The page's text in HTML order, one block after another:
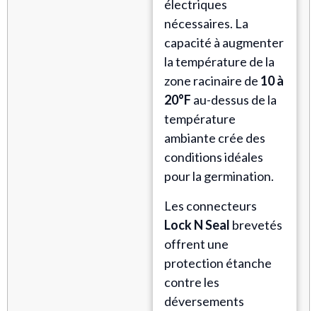
électriques
nécessaires. La
capacité à augmenter
la température de la
zone racinaire de 10 à
20°F au-dessus de la
température
ambiante crée des
conditions idéales
pour la germination.
Les connecteurs
Lock N Seal brevetés
offrent une
protection étanche
contre les
déversements